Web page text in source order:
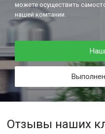
можете осуществить
нашей компании.
Отзывы наших